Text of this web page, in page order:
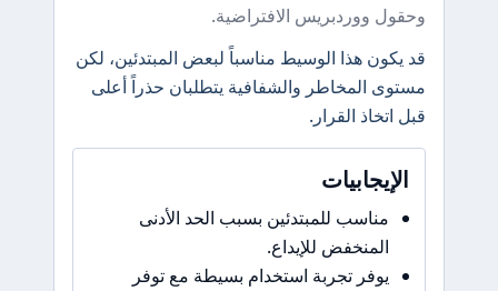
وحقول ووردبريس الافتراضية.
قد يكون هذا الوسيط مناسباً لبعض المبتدئين، لكن
مستوى المخاطر والشفافية يتطلبان حذراً أعلى
قبل اتخاذ القرار.
الإيجابيات
مناسب للمبتدئين بسبب الحد الأدنى
المنخفض للإيداع.
يوفر تجربة استخدام بسيطة مع توفر